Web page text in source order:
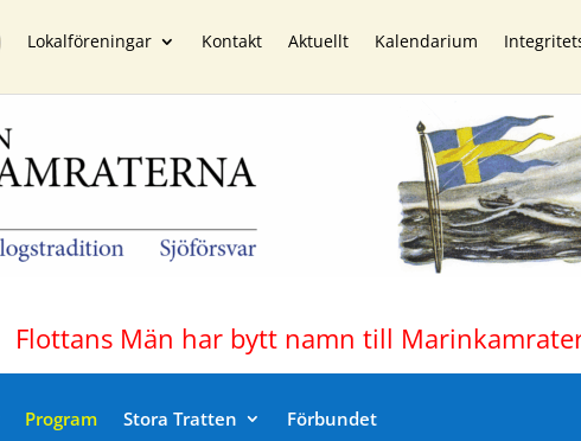
Lokalföreningar Kontakt Aktuellt Kalendarium
Flottans Män har bytt namn till
Program Stora Tratten Förbundet